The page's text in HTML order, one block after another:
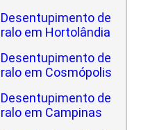
Desentupimento de
ralo em Hortolândia
Desentupimento de
ralo em Cosmópolis
Desentupimento de
ralo em Campinas